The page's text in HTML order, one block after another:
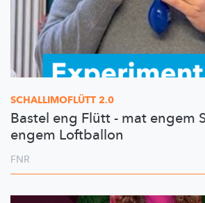
SCHALLIMOFLÜTT 2.0
Bastel eng Flütt - mat engem
engem Loftballon
FNR